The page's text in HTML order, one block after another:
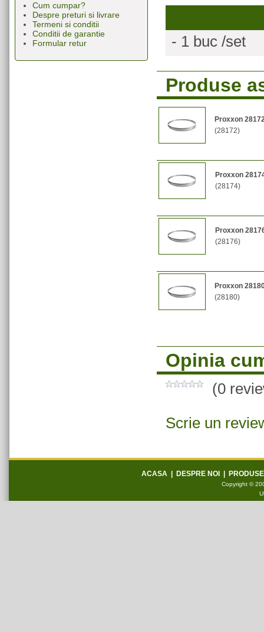
Cum cumpar?
Despre preturi si livrare
Termeni si conditii
Conditii de garantie
Formular retur
- 1 buc /set
Produse
Proxxon
(28172)
Proxxon
(28174)
Proxxon
(28176)
Proxxon
(28180)
Opinia
(0
Scrie un
ACASA DESPRE NOI
Copyright ©